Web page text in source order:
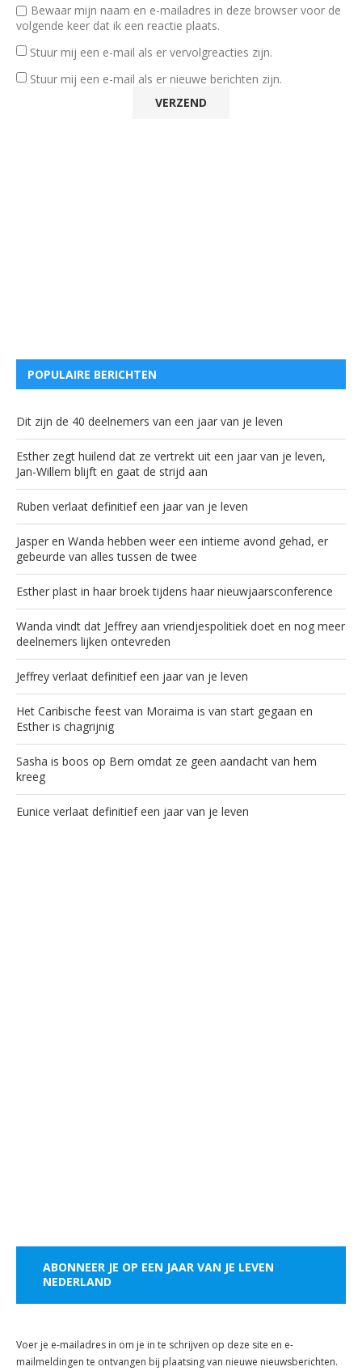
Bewaar mijn naam en e-mailadres in deze browser voor de
volgende keer dat ik een reactie plaats.
Stuur mij een e-mail als er vervolgreacties zijn.
Stuur mij een e-mail als er nieuwe berichten zijn.
POPULAIRE BERICHTEN
Dit zijn de 40 deelnemers van een jaar van je leven
Esther zegt huilend dat ze vertrekt uit een jaar van je leven,
Jan-Willem blijft en gaat de strijd aan
Ruben verlaat definitief een jaar van je leven
Jasper en Wanda hebben weer een intieme avond gehad, er
gebeurde van alles tussen de twee
Esther plast in haar broek tijdens haar nieuwjaarsconference
Wanda vindt dat Jeffrey aan vriendjespolitiek doet en nog meer
deelnemers lijken ontevreden
Jeffrey verlaat definitief een jaar van je leven
Het Caribische feest van Moraima is van start gegaan en
Esther is chagrijnig
Sasha is boos op Bern omdat ze geen aandacht van hem
kreeg
Eunice verlaat definitief een jaar van je leven
ABONNEER JE OP EEN JAAR VAN JE LEVEN
NEDERLAND
Voer je e-mailadres in om je in te schrijven op deze site en e-
mailmeldingen te ontvangen bij plaatsing van nieuwe nieuwsberichten.